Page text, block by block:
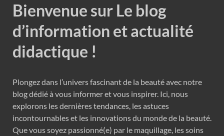
Bienvenue sur Le blog
d’information et actualité
didactique !
Plongez dans l’univers fascinant de la beauté avec notre
blog dédié à vous informer et vous inspirer. Ici, nous
explorons les dernières tendances, les astuces
incontournables et les innovations du monde de la beauté.
Que vous soyez passionné(e) par le maquillage, les soins